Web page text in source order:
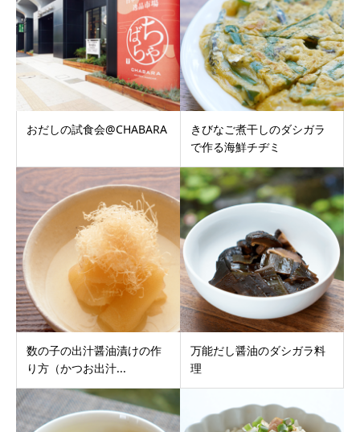
おだしの試食会@CHABARA
きびなご煮干しのダシガラ
で作る海鮮チヂミ
数の子の出汁醤油漬けの作
り方（かつお出汁...
万能だし醤油のダシガラ料
理